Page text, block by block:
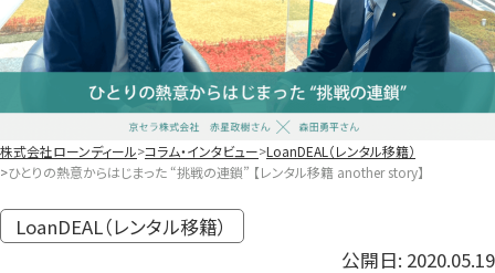
株式会社ローンディール コラム・インタビュー LoanDEAL（レンタル移籍）
ひとりの熱意からはじまった “挑戦の連鎖” 【レンタル移籍 another story】
LoanDEAL（レンタル移籍）
公開日: 2020.05.19